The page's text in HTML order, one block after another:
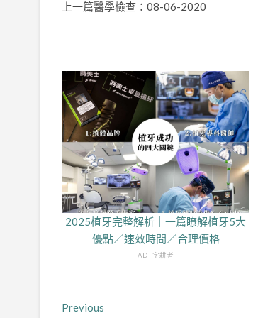
上一篇醫學檢查：08-06-2020
2025植牙完整解析｜一篇瞭解植牙5大
優點／速效時間／合理價格
AD | 字耕者
文
Previous